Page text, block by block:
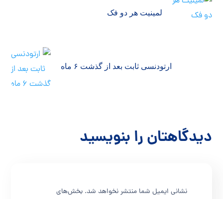
لمینیت هر دو فک
ارتودنسی ثابت بعد از گذشت ۶ ماه
دیدگاهتان را بنویسید
نشانی ایمیل شما منتشر نخواهد شد. بخش‌های